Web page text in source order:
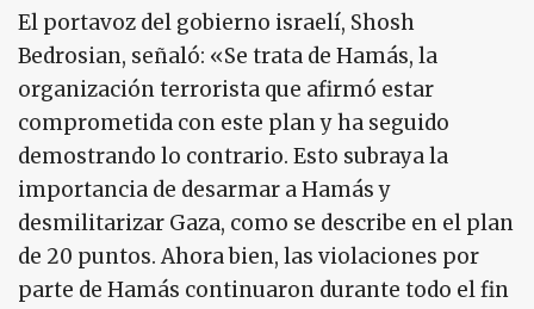
El portavoz del gobierno israelí, Shosh
Bedrosian, señaló: «Se trata de Hamás, la
organización terrorista que afirmó estar
comprometida con este plan y ha seguido
demostrando lo contrario. Esto subraya la
importancia de desarmar a Hamás y
desmilitarizar Gaza, como se describe en el plan
de 20 puntos. Ahora bien, las violaciones por
parte de Hamás continuaron durante todo el fin